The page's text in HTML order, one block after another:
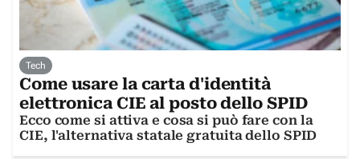
Tech
Come usare la carta d'identità
elettronica CIE al posto dello SPID
Ecco come si attiva e cosa si può fare con la
CIE, l'alternativa statale gratuita dello SPID